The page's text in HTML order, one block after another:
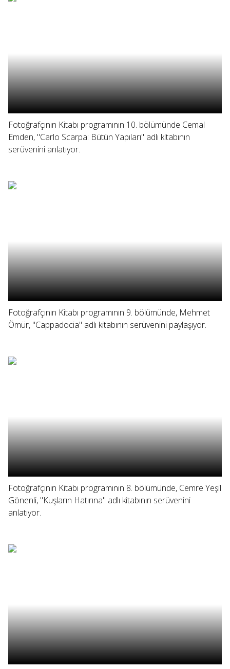
Fotoğrafçının Kitabı programının 10. bölümünde Cemal
Emden, "Carlo Scarpa: Bütün Yapıları" adlı kitabının
serüvenini anlatıyor.
Fotoğrafçının Kitabı programının 9. bölümünde, Mehmet
Ömür, "Cappadocia" adlı kitabının serüvenini paylaşıyor.
Fotoğrafçının Kitabı programının 8. bölümünde, Cemre Yeşil
Gönenli, "Kuşların Hatırına" adlı kitabının serüvenini
anlatıyor.